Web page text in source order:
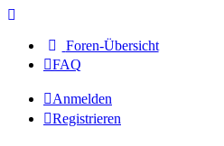
Foren-Übersicht
FAQ
Anmelden
Registrieren